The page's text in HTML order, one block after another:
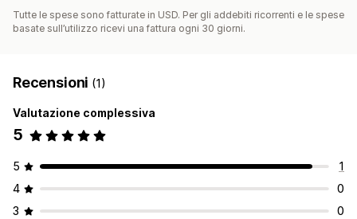
Tutte le spese sono fatturate in USD. Per gli addebiti ricorrenti e le spese
basate sull’utilizzo ricevi una fattura ogni 30 giorni.
Recensioni (1)
Valutazione complessiva
5
5
1
4
0
3
0